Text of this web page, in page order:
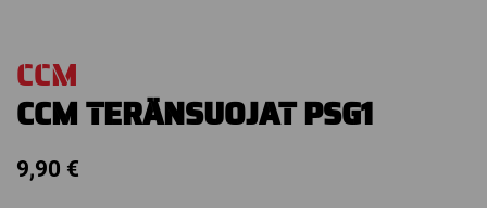
CCM
CCM TERÄNSUOJAT PSG1
9,90 €